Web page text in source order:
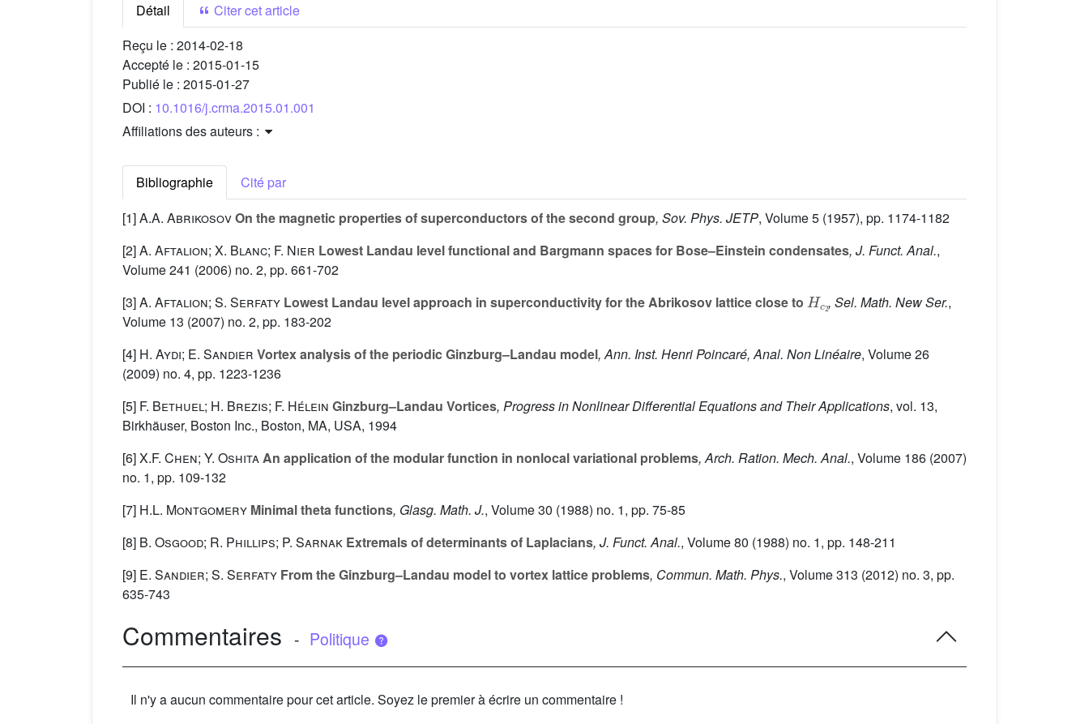
Détail
Citer cet article
Reçu le : 2014-02-18
Accepté le : 2015-01-15
Publié le : 2015-01-27
DOI : 10.1016/j.crma.2015.01.001
Affiliations des auteurs :
Bibliographie
Cité par
[1]A.A. AbrikosovOn the magnetic properties of superconductors of the second group, Sov. Phys. JETP, Volume 5 (1957), pp. 1174-1182
[2]A. Aftalion; X. Blanc; F. Nier Lowest Landau level functional and Bargmann spaces for Bose–Einstein condensates, J. Funct. Anal.,
Volume 241 (2006) no. 2, pp. 661-702
[3]A. Aftalion; S. Serfaty Lowest Landau level approach in superconductivity for the Abrikosov lattice close to , Sel. Math. New Ser.,
Volume 13 (2007) no. 2, pp. 183-202
[4] H. Aydi; E. Sandier Vortex analysis of the periodic Ginzburg–Landau model, Ann. Inst. Henri Poincaré, Anal. Non Linéaire, Volume 26
(2009) no. 4, pp. 1223-1236
[5] F. Bethuel; H. Brezis; F. Hélein Ginzburg–Landau Vortices, Progress in Nonlinear Differential Equations and Their Applications, vol. 13,
Birkhäuser, Boston Inc., Boston, MA, USA, 1994
[6]X.F. Chen; Y. OshitaAn application of the modular function in nonlocal variational problems, Arch. Ration. Mech. Anal., Volume 186 (2007)
no. 1, pp. 109-132
[7] H.L. Montgomery Minimal theta functions, Glasg. Math. J., Volume 30 (1988) no. 1, pp. 75-85
[8] B. Osgood; R. Phillips; P. Sarnak Extremals of determinants of Laplacians, J. Funct. Anal., Volume 80 (1988) no. 1, pp. 148-211
[9] E. Sandier; S. Serfaty From the Ginzburg–Landau model to vortex lattice problems, Commun. Math. Phys., Volume 313 (2012) no. 3, pp.
635-743
Commentaires - Politique
Il n'y a aucun commentaire pour cet article. Soyez le premier à écrire un commentaire !